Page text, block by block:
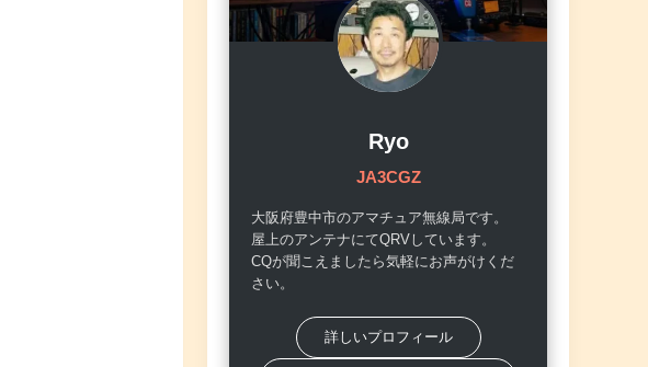
Ryo
JA3CGZ
大阪府豊中市のアマチュア無線局です。
屋上のアンテナにてQRVしています。
CQが聞こえましたら気軽にお声がけくだ
さい。
詳しいプロフィール